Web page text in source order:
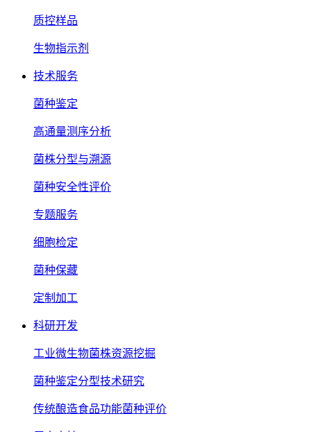
质控样品
生物指示剂
技术服务
菌种鉴定
高通量测序分析
菌株分型与溯源
菌种安全性评价
专题服务
细胞检定
菌种保藏
定制加工
科研开发
工业微生物菌株资源挖掘
菌种鉴定分型技术研究
传统酿造食品功能菌种评价